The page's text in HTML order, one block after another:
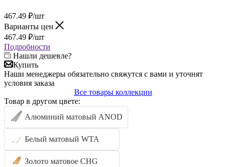
467.49 ₽/шт
Варианты цен
467.49 ₽/шт
Подробности
Нашли дешевле?
Купить
Наши менеджеры обязательно свяжутся с вами и уточнят
условия заказа
Все товары коллекции
Товар в другом цвете:
Алюминий матовый ANOD
Белый матовый WTA
Золото матовое CHG